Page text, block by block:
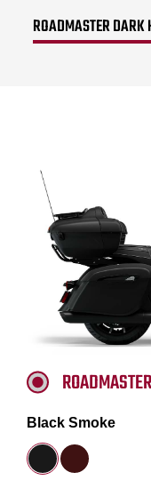
ROADMASTER DARK
Black Smoke